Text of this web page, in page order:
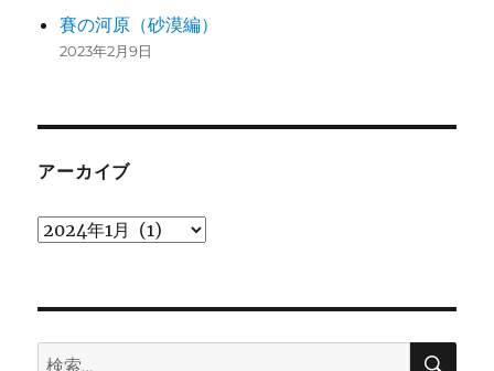
賽の河原（砂漠編）
2023年2月9日
アーカイブ
ア
ブ
検
検